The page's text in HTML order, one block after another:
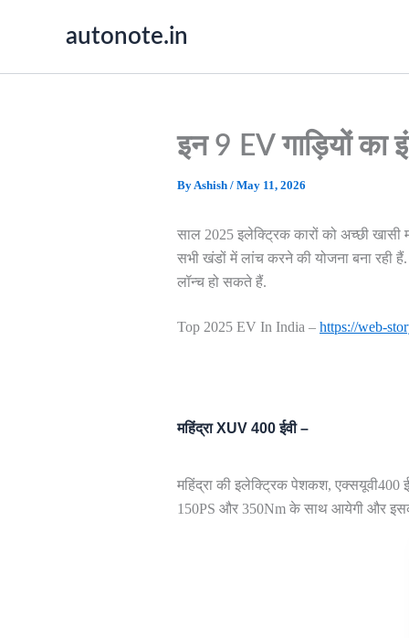
autonote.in
इन 9 EV गाड़ियों
ByAshish / May 11, 2026
साल 2025 इलेक्ट्रिक कारों को अच्छी खासी
सभी खंडों में लांच करने की योजना बना रही
लॉन्च हो सकते हैं.
Top 2025 EV In India – https://web-
महिंद्रा XUV 400 ईवी –
महिंद्रा की इलेक्ट्रिक पेशकश, एक्सयूवी400
150PS और 350Nm के साथ आयेगी और